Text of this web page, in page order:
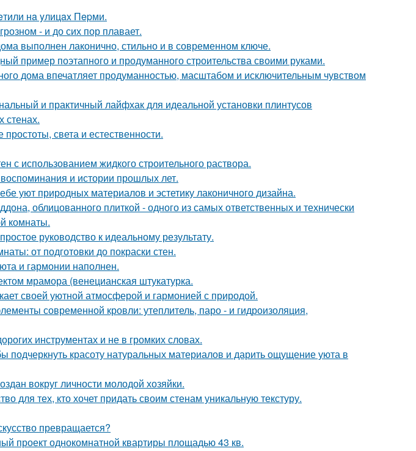
нa yлицax Пepми.
- и до сих пор плавает.
выполнен лаконично, стильно и в современном ключе.
пример поэтапного и продуманного строительства своими руками.
дома впечатляет продуманностью, масштабом и исключительным чувством
и практичный лайфхак для идеальной установки плинтусов
стенах.
света и естественности.
с использованием жидкого строительного раствора.
и истории прошлых лет.
уют природных материалов и эстетику лаконичного дизайна.
облицованного плиткой - одного из самых ответственных и технически
комнаты.
руководство к идеальному результату.
от подготовки до покраски стен.
и гармонии наполнен.
мрамора (венецианская штукатурка.
своей уютной атмосферой и гармонией с природой.
современной кровли: утеплитель, паро - и гидроизоляция,
инструментах и не в громких словах.
подчеркнуть красоту натуральных материалов и дарить ощущение уюта в
вокруг личности молодой хозяйки.
для тех, кто хочет придать своим стенам уникальную текстуру.
превращается?
проект однокомнатной квартиры площадью 43 кв.